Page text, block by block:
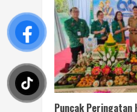
Puncak Peringatan